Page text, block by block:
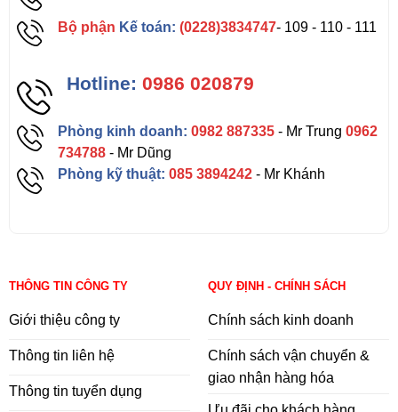
Bộ phận Kế toán: (0228)3834747- 109 - 110 - 111
Hotline: 0986 020879
Phòng kinh doanh: 0982 887335 - Mr Trung0962
734788 - Mr Dũng
Phòng kỹ thuật:085 3894242 - Mr Khánh
THÔNG TIN CÔNG TY
Giới thiệu công ty
Thông tin liên hệ
Thông tin tuyển dụng
QUY ĐỊNH - CHÍNH SÁCH
Chính sách kinh doanh
Chính sách vận chuyển &
giao nhận hàng hóa